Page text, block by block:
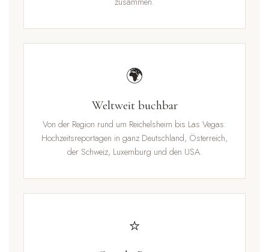
🌍
Weltweit buchbar
Von der Region rund um Reichelsheim bis Las Vegas:
Hochzeitsreportagen in ganz Deutschland, Österreich,
der Schweiz, Luxemburg und den USA.
⭐